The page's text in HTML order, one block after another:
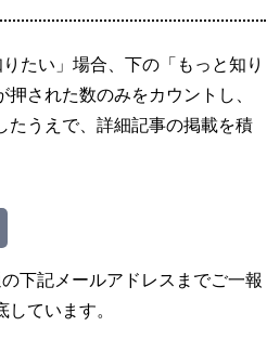
たい」場合、下の「もっと知り
された数のみをカウントし、
うえで、詳細記事の掲載を積
下記メールアドレスまでご一報
ています。